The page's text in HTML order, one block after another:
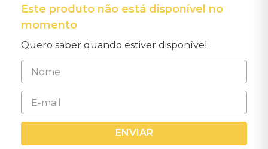
Este produto não está disponível no
momento
Quero saber quando estiver disponível
ENVIAR